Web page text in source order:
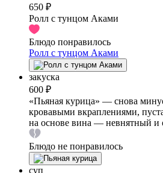
650 ₽
Ролл с тунцом Аками
Блюдо понравилось
Ролл с тунцом Аками
закуска
600 ₽
«Пьяная курица» — снова
кровавыми вкраплениями,
на основе вина — невнятный и
Блюдо не понравилось
суп